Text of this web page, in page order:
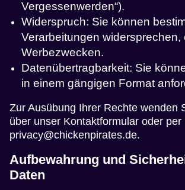
Vergessenwerden“).
Widerspruch: Sie können
Verarbeitungen widersprechen,
Werbezwecken.
Datenübertragbarkeit: Sie
in einem gängigen Format
Zur Ausübung Ihrer Rechte wenden
über unser Kontaktformular oder per
privacy@chickenpirates.de.
Aufbewahrung und
Daten